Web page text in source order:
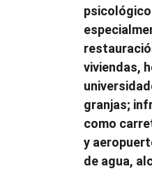
viviendas,
granjas;
como
y
de agua,